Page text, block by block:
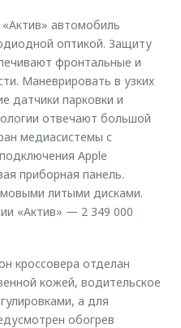
автомобиль
оптикой. Защиту
фронтальные и
Маневрировать в узких
датчики парковки и
отвечают большой
медиасистемы с
Apple
приборная панель.
литыми дисками.
«Актив» — 2 349 000
кроссовера отделан
кожей, водительское
а для
обогрев